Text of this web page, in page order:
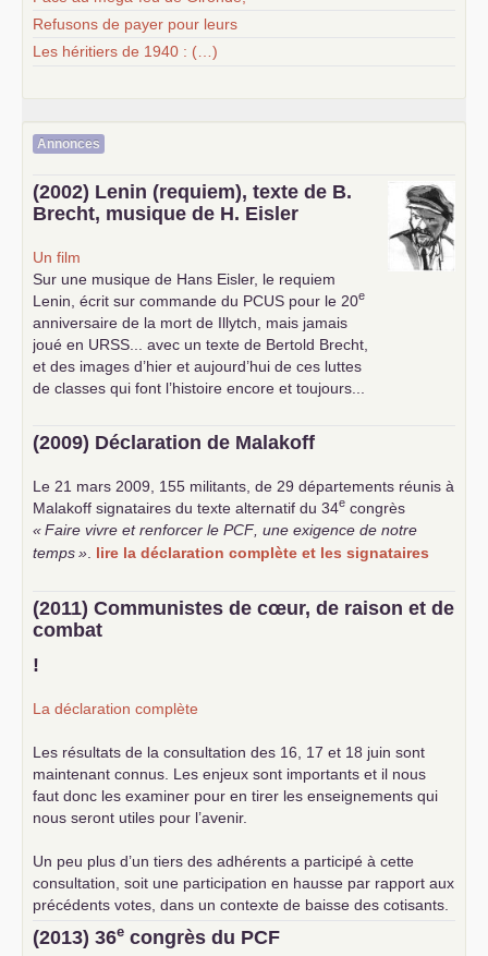
Refusons de payer pour leurs
Les héritiers de 1940 : (…)
Annonces
(2002) Lenin (requiem), texte de B.
Brecht, musique de H. Eisler
Un film
Sur une musique de Hans Eisler, le requiem
Lenin, écrit sur commande du PCUS pour le 20e
anniversaire de la mort de Illytch, mais jamais
joué en URSS ... avec un texte de Bertold Brecht,
et des images d’hier et aujourd’hui de ces luttes
de classes qui font l’histoire encore et toujours...
(2009) Déclaration de Malakoff
Le 21 mars 2009, 155 militants, de 29 départements réunis à
Malakoff signataires du texte alternatif du 34e congrès
«Faire vivre et renforcer le PCF , une exigence de notre
temps» lire la déclaration complète et les signataires
(2011) Communistes de cœur, de raison et de
combat
!
La déclaration complète
Les résultats de la consultation des 16, 17 et 18 juin sont
maintenant connus. Les enjeux sont importants et il nous
faut donc les examiner pour en tirer les enseignements qui
nous seront utiles pour l’avenir.
Un peu plus d’un tiers des adhérents a participé à cette
consultation, soit une participation en hausse par rapport aux
précédents votes, dans un contexte de baisse des cotisants.
... lire la suite
(2013) 36e congrès du PCF